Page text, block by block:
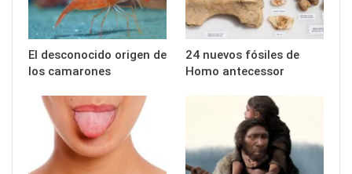
El desconocido origen de
los camarones
24 nuevos fósiles de
Homo antecessor